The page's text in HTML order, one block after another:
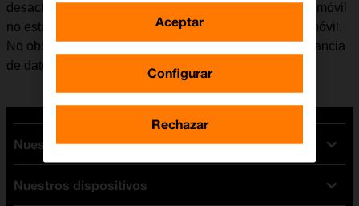
desactivando la itinerancia de datos. Haciendo esto el móvil
no establece conexión con internet a través de la red móvil.
No obstante, se puede utilizar el Wi-Fi aunque la itinerancia
de datos esté desactivada.
Nuestras tarifas
Tarifas Orange
Nuestros dispositivos
Configurar
Rechazar
Aceptar